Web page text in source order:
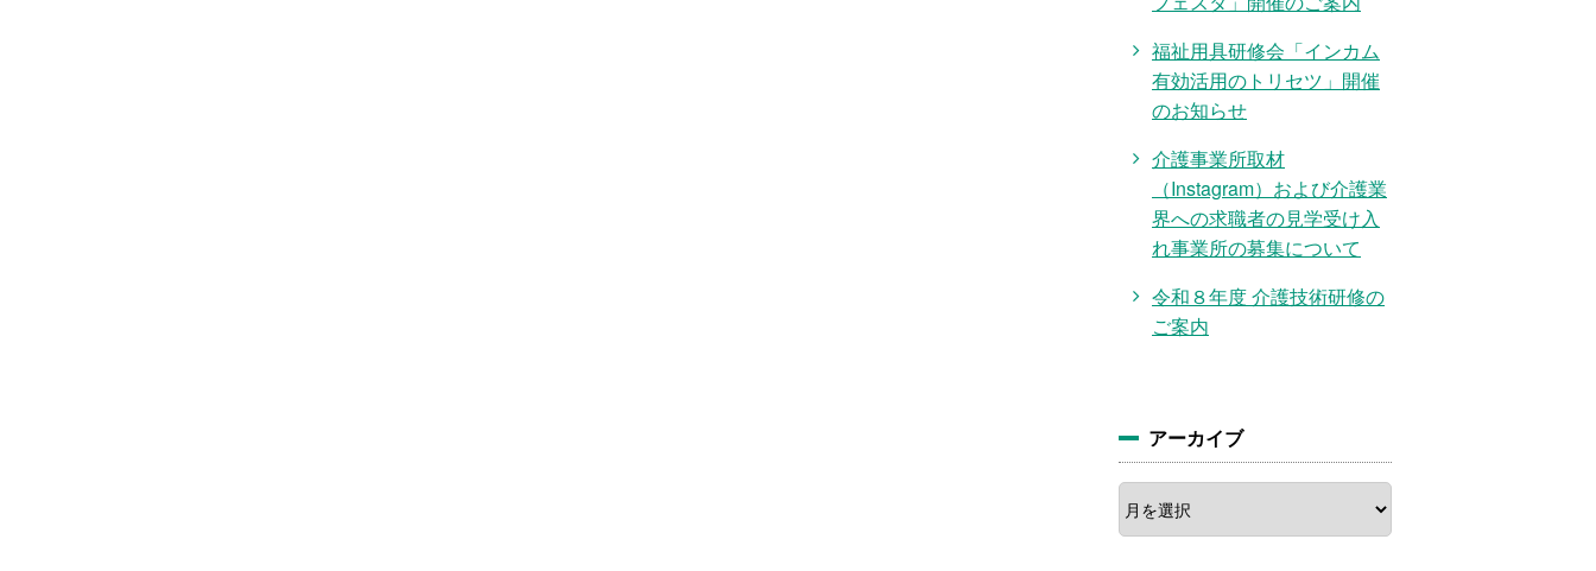
福祉用具研修会「インカム
有効活用のトリセツ」開催
のお知らせ
介護事業所取材
（Instagram）および介護業
界への求職者の見学受け入
れ事業所の募集について
令和８年度 介護技術研修の
ご案内
アーカイブ
ア
ー
カ